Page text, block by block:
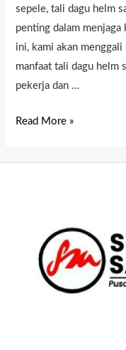
sepele, tali dagu helm
penting dalam menjaga
ini, kami akan
manfaat tali dagu helm
pekerja dan …
Read More »